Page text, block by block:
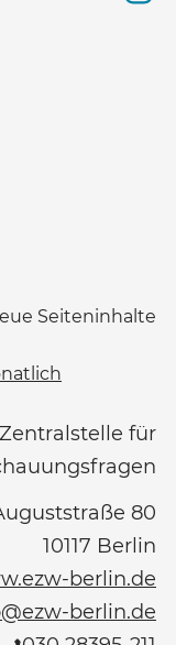
Seiteninhalte
für
80
10117 Berlin
berlin.de
berlin.de